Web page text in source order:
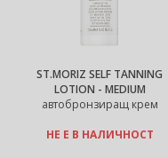
ST.MORIZ SELF TANNING
LOTION - MEDIUM
автобронзиращ крем
НЕ Е В НАЛИЧНОСТ